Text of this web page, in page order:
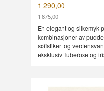
1 290,00
1 875,00
Rabatt
En elegant og silkemyk
kombinasjoner av
sofistikert og
eksklusiv Tuberose og